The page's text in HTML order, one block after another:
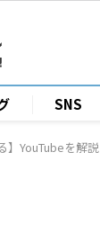
SNS
】YouTubeを解説